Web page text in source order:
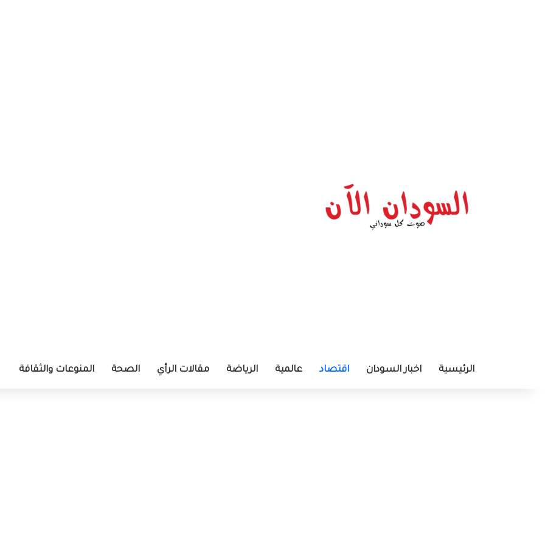
الرئيسية اخبار السودان اقتصاد عالمية الرياضة مقالات الرأي الصحة المنوعات والثقافة